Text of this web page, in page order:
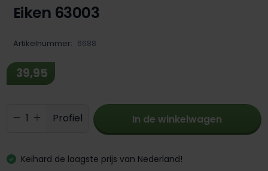
Eiken 63003
Artikelnummer: 6688
39,95
Producthoeveelheid: Voer de
Profiel In de winkelwagen
Keihard de laagste prijs van Nederland!